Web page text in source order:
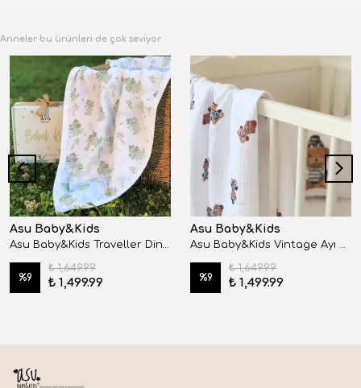
Anneler bu ürünleri de çok seviyor
Asu Baby&Kids
Asu Baby&Kids Traveller Dino Organik 4 Kat Müslin Battaniye
%9
₺ 1,649.99
₺ 1,499.99
Asu Baby&Kids
Asu Baby&Kids Vintage Ayı Organik 4 Kat Müslin Battaniye
%9
₺ 1,649.99
₺ 1,499.99